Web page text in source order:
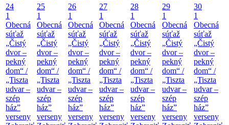
24
1
Obecná
súťaž
„Čistý
dvor –
pekný
dom“ /
„Tiszta
udvar –
szép
ház”
verseny
25
1
Obecná
súťaž
„Čistý
dvor –
pekný
dom“ /
„Tiszta
udvar –
szép
ház”
verseny
26
1
Obecná
súťaž
„Čistý
dvor –
pekný
dom“ /
„Tiszta
udvar –
szép
ház”
verseny
27
1
Obecná
súťaž
„Čistý
dvor –
pekný
dom“ /
„Tiszta
udvar –
szép
ház”
verseny
28
1
Obecná
súťaž
„Čistý
dvor –
pekný
dom“ /
„Tiszta
udvar –
szép
ház”
verseny
29
1
Obecná
súťaž
„Čistý
dvor –
pekný
dom“ /
„Tiszta
udvar –
szép
ház”
verseny
30
1
Obecná
súťaž
„Čistý
dvor –
pekný
dom“ /
„Tiszta
udvar –
szép
ház”
verseny